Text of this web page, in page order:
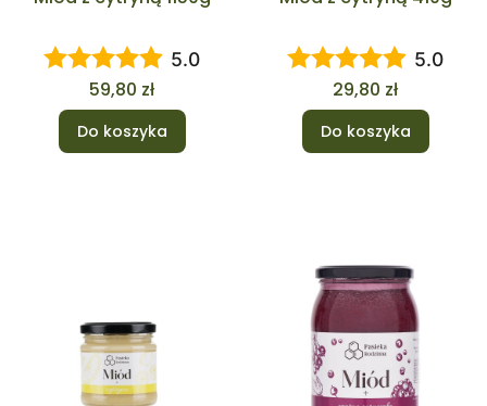
5.0
Cena
59,80 zł
Do koszyka
5.0
Cena
29,80 zł
Do koszyka